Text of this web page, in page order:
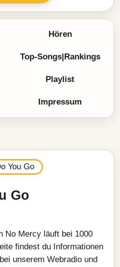
Hören
Top-Songs|Rankings
Playlist
Impressum
Go
No Mercy läuft bei 1000
findest du Informationen
unserem Webradio und